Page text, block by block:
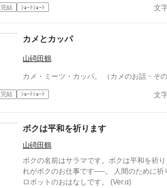
完結 ｼｮｰﾄｼｮｰﾄ 文
カメとカッパ
山碕田鶴
カメ・ミーツ・カッパ。 （カメのお話・
完結 ｼｮｰﾄｼｮｰﾄ 文
ボクは平和を祈ります
山碕田鶴
ボクの名前はサラマです。ボクは平和を祈
れがボクのお仕事です──。 人間のために祈り続ける
ロボットのおはなしです。 (Ver.α)